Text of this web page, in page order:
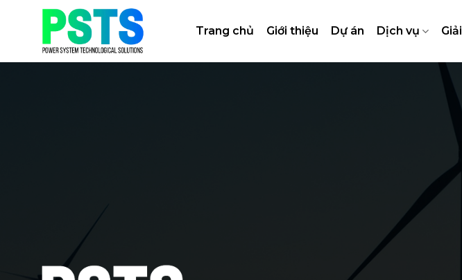
dung
Trang chủ Giới thiệu Dự án Dịch vụ